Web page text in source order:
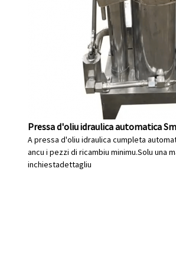
Pressa d'oliu idraulica automatica
A pressa d'oliu idraulica cumpleta
ancu i pezzi di ricambiu minimu.Solu una
inchiestadettagliu